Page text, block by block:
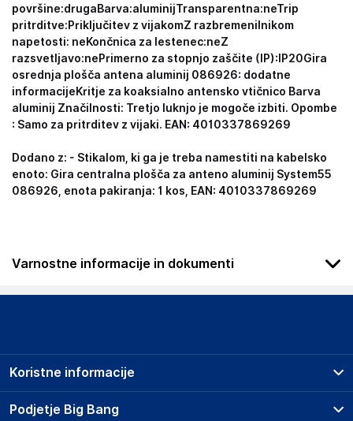
površine:drugaBarva:aluminijTransparentna:neTrip
pritrditve:Priključitev z vijakomZ razbremenilnikom
napetosti: neKončnica za lestenec:neZ
razsvetljavo:nePrimerno za stopnjo zaščite (IP): IP20Gira
osrednja plošča antena aluminij 086926: dodatne
informacijeKritje za koaksialno antensko vtičnico Barva
aluminij Značilnosti: Tretjo luknjo je mogoče izbiti. Opombe
: Samo za pritrditev z vijaki. EAN: 4010337869269
Dodano z: - Stikalom, ki ga je treba namestiti na kabelsko
enoto: Gira centralna plošča za anteno aluminij System55
086926, enota pakiranja: 1 kos, EAN: 4010337869269
Varnostne informacije in dokumenti
Podatki o proizvajalcu
Gira Giersiepen GmbH & Co. KG
Germany
Podjetje Big Bang
Koristne informacije
Prodajna mesta